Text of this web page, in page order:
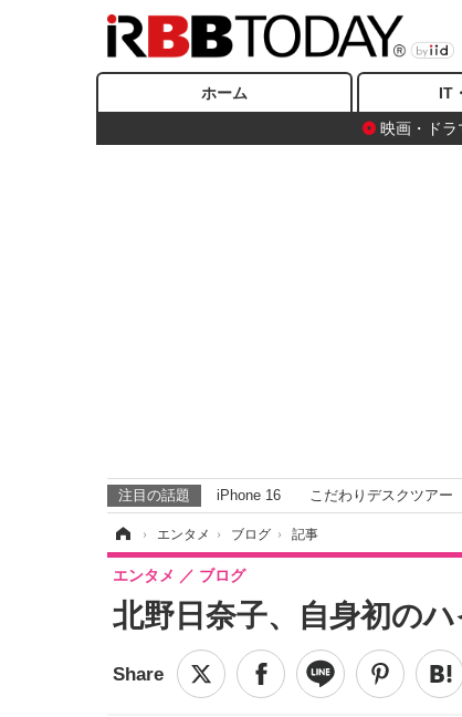
ホーム IT
映画・ドラ
注目の話題 iPhone 16 こだわりデスクツアー
› エンタメ › ブログ › 記事
北野日奈子、自身初の
エンタメ ブログ